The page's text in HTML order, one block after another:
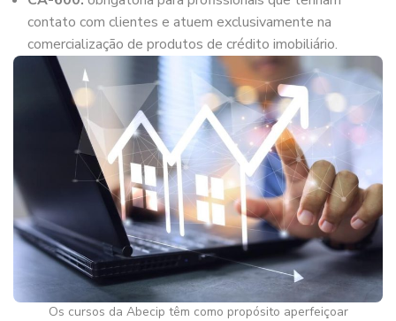
contato com clientes e atuem exclusivamente na
comercialização de produtos de crédito imobiliário.
Os cursos da Abecip têm como propósito aperfeiçoar